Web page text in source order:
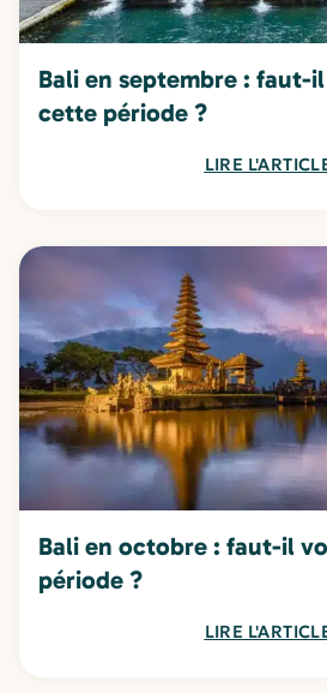
Bali en septembre : faut-
cette période ?
LIRE
Bali en octobre : faut-il
période ?
LIRE